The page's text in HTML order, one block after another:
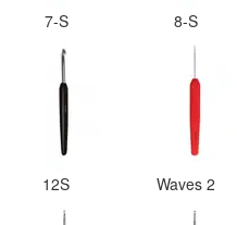
7-S 8-S
12S Waves 2